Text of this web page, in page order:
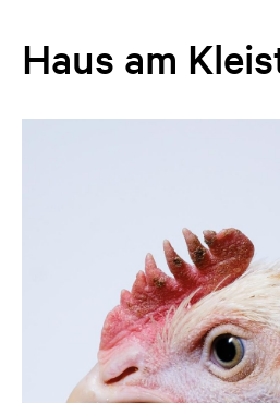
Haus am